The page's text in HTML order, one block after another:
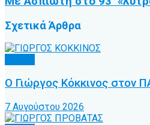
ΣχετικάΆρθρα
Ο Γιώργος Κόκκινος στον
7 Αυγούστου 2026